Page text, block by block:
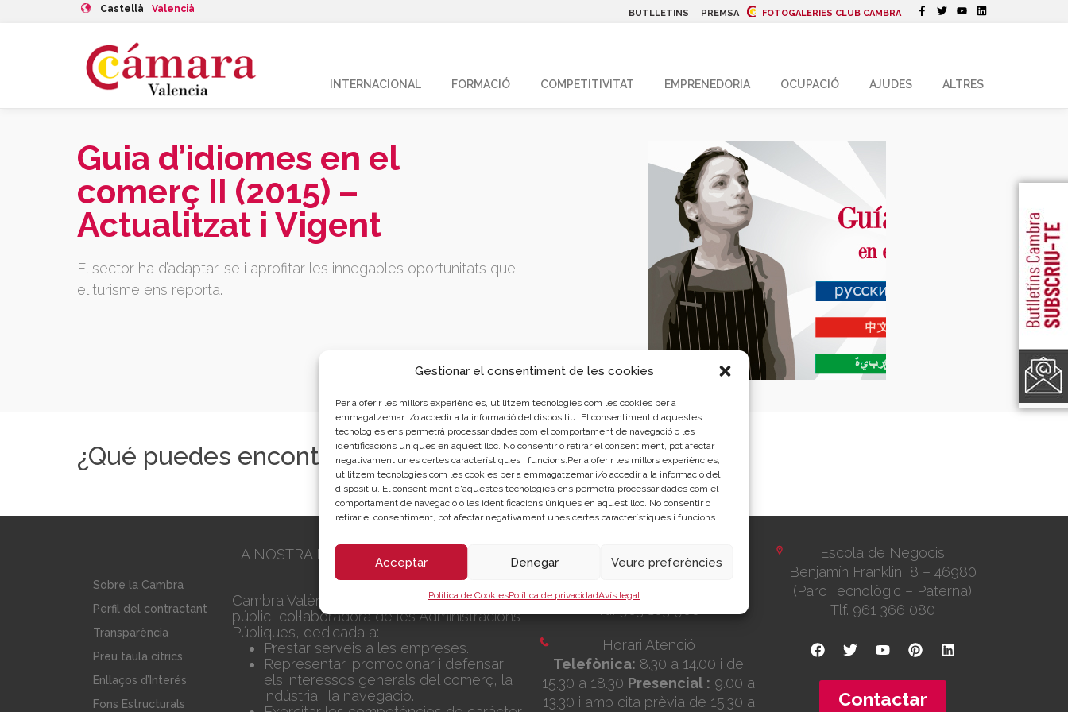
Gestionar el consentiment de les cookies
Per a oferir les millors experiències, utilitzem tecnologies com les cookies per a
emmagatzemar i/o accedir a la informació del dispositiu. El consentiment d'aquestes
tecnologies ens permetrà processar dades com el comportament de navegació o les
identificacions úniques en aquest lloc. No consentir o retirar el consentiment, pot afectar
negativament unes certes característiques i funcions.Per a oferir les millors experiències,
utilitzem tecnologies com les cookies per a emmagatzemar i/o accedir a la informació del
dispositiu. El consentiment d'aquestes tecnologies ens permetrà processar dades com el
comportament de navegació o les identificacions úniques en aquest lloc. No consentir o
retirar el consentiment, pot afectar negativament unes certes característiques i funcions.
Acceptar Denegar Veure preferències
Política de CookiesPolítica de privacidadAvís legal
Castellà Valencià BUTLLETINS PREMSA FOTOGALERIES CLUB CAMBRA
INTERNACIONAL FORMACIÓ COMPETITIVITAT EMPRENEDORIA OCUPACIÓ AJUDES ALTRES
Guia d’idiomes en el
comerç II (2015) –
Actualitzat i Vigent
El sector ha d’adaptar-se i aprofitar les innegables oportunitats que
el turisme ens reporta.
¿Qué puedes encontrar?
Sobre la Cambra
Perfil del contractant
Transparència
Preu taula cítrics
Enllaços d’Interés
Fons Estructurals
LA NOSTRA MISSIÓ
Cambra València és una corporació de dret
públic, col·laboradora de les Administracions
Públiques, dedicada a:
Prestar serveis a les empreses.
Representar, promocionar i defensar
els interessos generals del comerç, la
indústria i la navegació.
C/Poeta Querol 15 – 46002
València
Horari Atenció
Telefònica: 8.30 a 14.00 i de
15.30 a 18.30 Presencial : 9.00 a
13.30 i amb cita prèvia de 15.30 a
Escola de Negocis
Benjamín Franklin, 8 – 46980
(Parc Tecnològic – Paterna)
Tlf. 961 366 080
Contactar